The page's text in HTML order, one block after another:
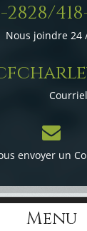
2828/
Nous joindre 24
Courriel
envoyer un
Menu